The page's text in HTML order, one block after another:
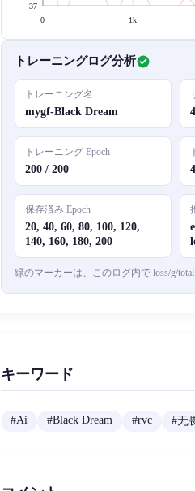
37
0 1k
トレーニングログ分析
トレーニング名
mygf-Black Dream
トレーニング Epoch
200 / 200
保存済み Epoch
20, 40, 60, 80, 100, 120,
140, 160, 180, 200
緑のマーカーは、このログ内で loss/g/
キーワード
#Ai #Black Dream #rvc #无